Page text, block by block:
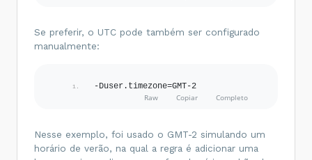
Se preferir, o UTC pode também ser configurado
manualmente:
-Duser.timezone=GMT-2
Nesse exemplo, foi usado o GMT-2 simulando um
horário de verão, na qual a regra é adicionar uma